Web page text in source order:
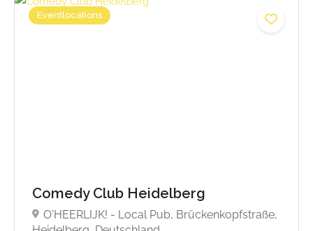
Eventlocations
Comedy Club Heidelberg
O'HEERLIJK! - Local Pub, Brückenkopfstraße,